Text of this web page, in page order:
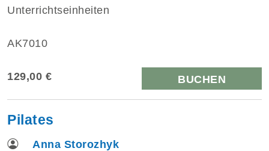
Unterrichtseinheiten
AK7010
129,00 € BUCHEN
Pilates
Anna Storozhyk